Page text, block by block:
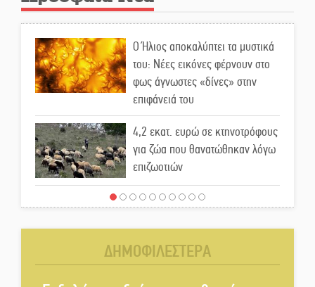
Ο Ήλιος αποκαλύπτει τα μυστικά
του: Νέες εικόνες φέρνουν στο
φως άγνωστες «δίνες» στην
επιφάνειά του
4,2 εκατ. ευρώ σε κτηνοτρόφους
για ζώα που θανατώθηκαν λόγω
επιζωοτιών
Η ψυχολογία της ανατροπής στο
Ένα «ταξίδι» τέχνης και
ΔΗΜΟΦΙΛΕΣΤΕΡΑ